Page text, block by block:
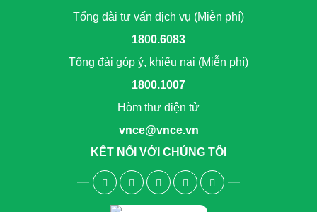
Tổng đài tư vấn dịch vụ (Miễn phí)
1800.6083
Tổng đài góp ý, khiếu nại (Miễn phí)
1800.1007
Hòm thư điện tử
vnce@vnce.vn
KẾT NỐI VỚI CHÚNG TÔI